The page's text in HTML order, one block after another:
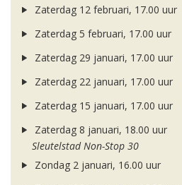
Zaterdag 12 februari, 17.00 uur
Zaterdag 5 februari, 17.00 uur
Zaterdag 29 januari, 17.00 uur
Zaterdag 22 januari, 17.00 uur
Zaterdag 15 januari, 17.00 uur
Zaterdag 8 januari, 18.00 uur
Sleutelstad Non-Stop 30
Zondag 2 januari, 16.00 uur